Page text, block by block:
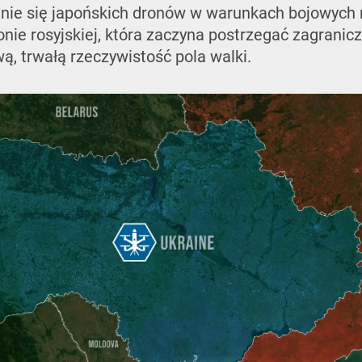
się japońskich dronów w warunkach bojowych
rosyjskiej, która zaczyna postrzegać
trwałą rzeczywistość pola walki.